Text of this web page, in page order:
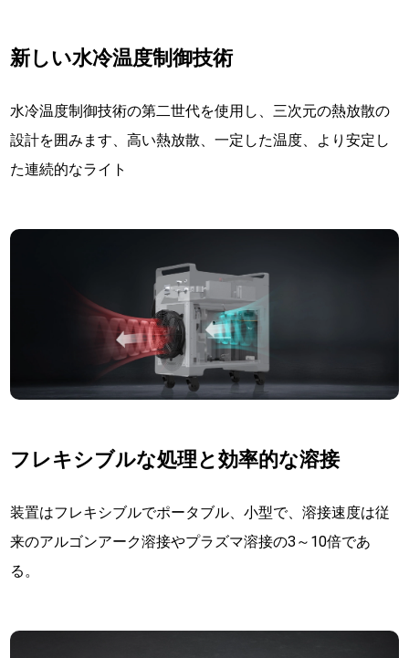
新しい水冷温度制御技術
水冷温度制御技術の第二世代を使用し、三次元の熱放散の
設計を囲みます、高い熱放散、一定した温度、より安定し
た連続的なライト
フレキシブルな処理と効率的な溶接
装置はフレキシブルでポータブル、小型で、溶接速度は従
来のアルゴンアーク溶接やプラズマ溶接の3～10倍であ
る。